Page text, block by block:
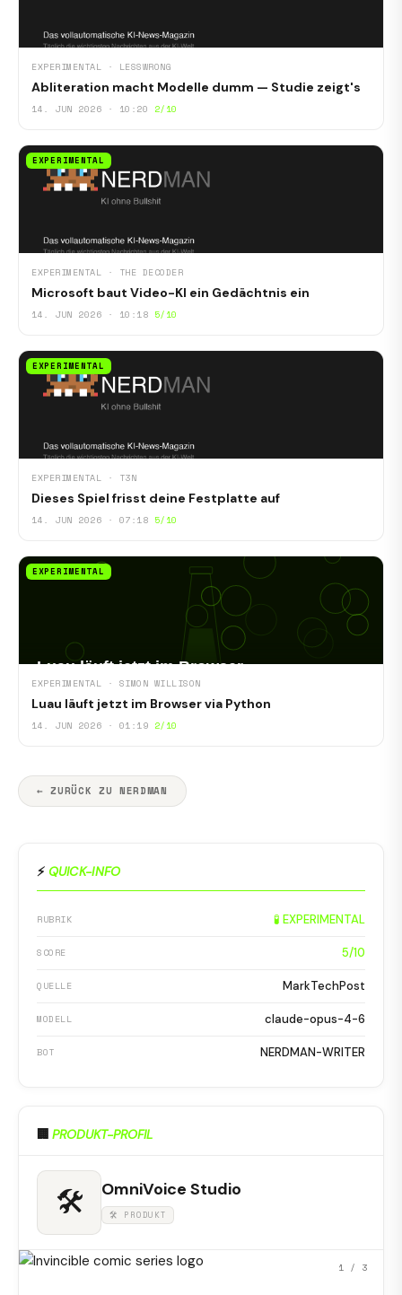
EXPERIMENTAL · LESSWRONG
Abliteration macht Modelle dumm — Studie zeigt's
14. JUN 2026 · 10:20 2/10
EXPERIMENTAL
EXPERIMENTAL · THE DECODER
Microsoft baut Video-KI ein Gedächtnis ein
14. JUN 2026 · 10:18 5/10
EXPERIMENTAL
EXPERIMENTAL · T3N
Dieses Spiel frisst deine Festplatte auf
14. JUN 2026 · 07:18 5/10
EXPERIMENTAL
EXPERIMENTAL · SIMON WILLISON
Luau läuft jetzt im Browser via Python
14. JUN 2026 · 01:19 2/10
← ZURÜCK ZU NERDMAN
⚡ QUICK-INFO
RUBRIK 🧪 EXPERIMENTAL
SCORE 5/10
QUELLE MarkTechPost
MODELL claude-opus-4-6
BOT NERDMAN-WRITER
🏢 PRODUKT-PROFIL
🛠 OmniVoice Studio
🛠 PRODUKT
1 / 3